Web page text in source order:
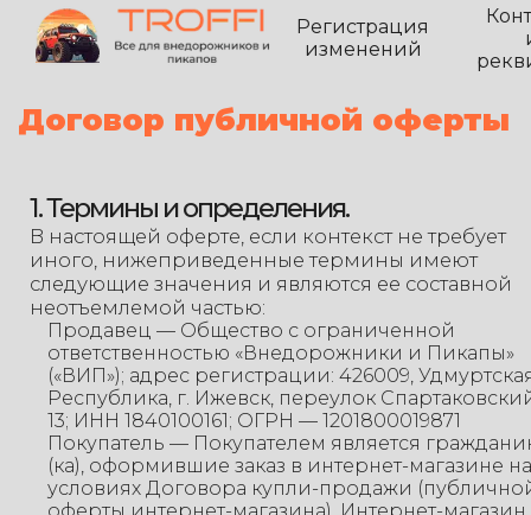
Регистрация
изменений
Договор публичной оферты
1. Термины и определения.
В настоящей оферте, если контекст не требует
иного, нижеприведенные термины имеют
следующие значения и являются ее составной
неотъемлемой частью:
Продавец — Общество с ограниченной
ответственностью «Внедорожники и Пикапы»
(«ВИП»); адрес регистрации: 426009,
Республика, г. Ижевск, переулок
13; ИНН 1840100161; ОГРН — 1201800019871
Покупатель — Покупателем является
(ка), оформившие заказ в интернет-магазине на
условиях Договора купли-продажи